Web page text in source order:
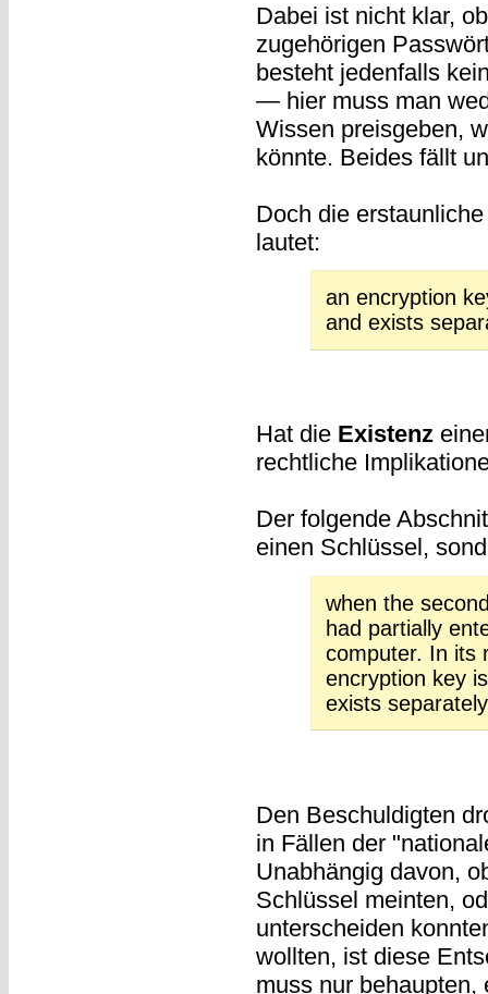
Dabei ist nicht klar,
zugehörigen
besteht jedenfalls
— hier muss man
Wissen preisgeben,
könnte. Beides fällt
Doch die
lautet:
an encryption
and exists
Hat die Existenz
rechtliche
Der folgende
einen Schlüssel,
when the
had partially
computer. In its
encryption key
exists
Den Beschuldigten
in Fällen der
Unabhängig davon,
Schlüssel meinten,
unterscheiden
wollten, ist diese
muss nur